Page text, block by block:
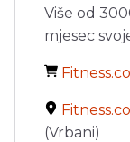
Više od
mjesec
(Vrbani)